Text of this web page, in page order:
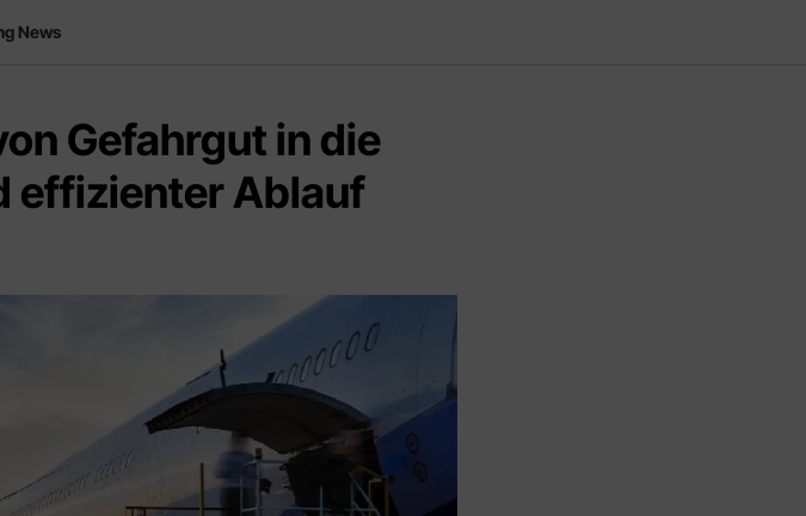
News
Gefahrgut in die
effizienter Ablauf